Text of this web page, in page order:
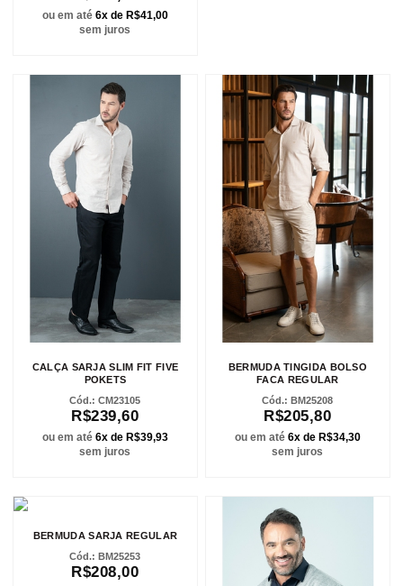
ou em até 6x de R$41,00
sem juros
CALÇA SARJA SLIM FIT FIVE
POKETS
CM23105
R$239,60
ou em até 6x de R$39,93
sem juros
BERMUDA TINGIDA BOLSO
FACA REGULAR
BM25208
R$205,80
ou em até 6x de R$34,30
sem juros
BERMUDA SARJA REGULAR
BM25253
R$208,00